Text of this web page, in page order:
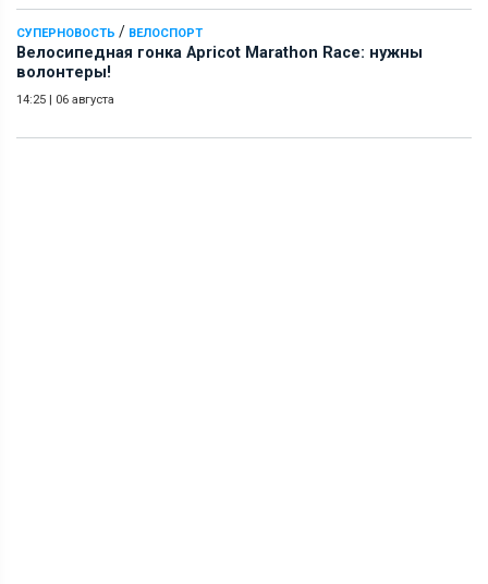
СУПЕРНОВОСТЬ / ВЕЛОСПОРТ
Велосипедная гонка Apricot Marathon Race: нужны
волонтеры!
14:25 | 06 августа